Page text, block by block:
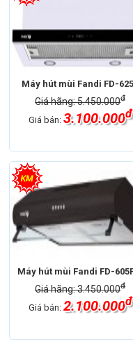
Máy hút mùi Fandi FD-
Giá hãng: 5.450.000đ
Giá bán: 3.100.000đ
Máy hút mùi Fandi FD-
Giá hãng: 3.450.000đ
Giá bán: 2.100.000đ